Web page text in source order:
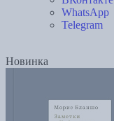
WhatsApp
Telegram
Новинка